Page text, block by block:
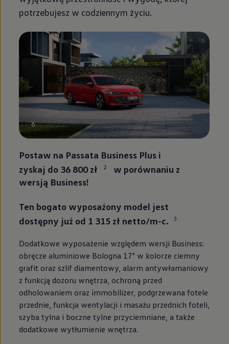
potrzebujesz w codziennym życiu.
6
Postaw na Passata Business Plus i
zyskaj do 36 800 zł
2
w porównaniu z
wersją Business!
Ten bogato wyposażony model jest
dostępny już od 1 315 zł netto/m-c.
3
Dodatkowe wyposażenie względem wersji Business:
obręcze aluminiowe Bologna 17" w kolorze ciemny
grafit oraz szlif diamentowy, alarm antywłamaniowy
z funkcją dozoru wnętrza, ochroną przed
odholowaniem oraz immobilizer, podgrzewana fotele
przednie, funkcja wentylacji i masażu przednich foteli,
szyba tylna i boczne tylne przyciemniane, a także
dodatkowe wytłumienie wnętrza.